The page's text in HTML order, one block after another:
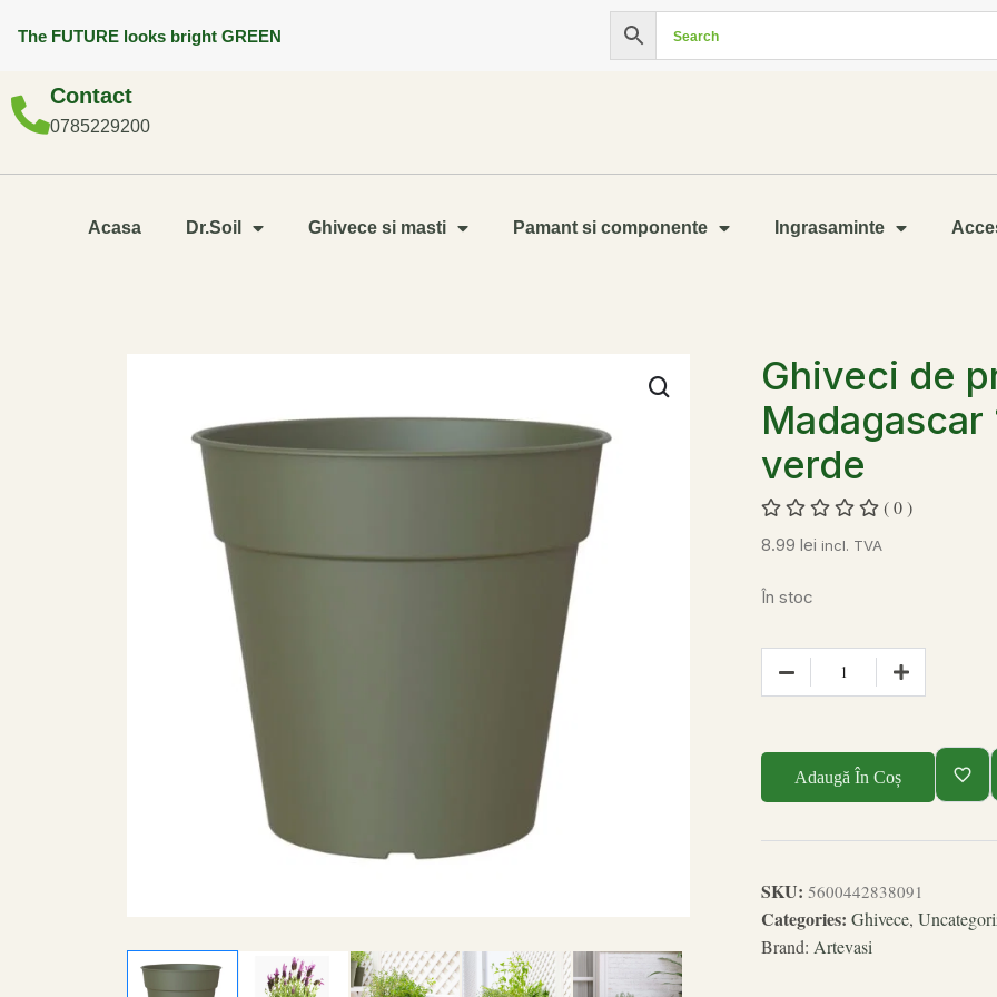
The FUTURE looks bright GREEN
Contact
0785229200
Acasa Dr.Soil Ghivece si masti Pamant si componente Ingrasaminte
Ghiveci de
Madagascar
verde
( 0 )
8.99 lei incl. TVA
În stoc
Adaugă În Coș
SKU: 5600442838091
Categories: Ghivece,
Brand: Artevasi